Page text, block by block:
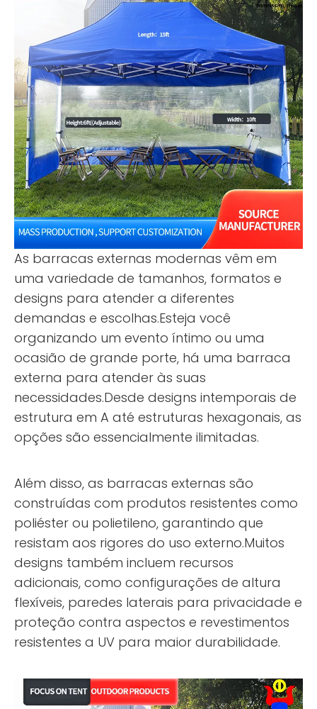
As barracas externas modernas vêm em
uma variedade de tamanhos, formatos e
designs para atender a diferentes
demandas e escolhas.Esteja você
organizando um evento íntimo ou uma
ocasião de grande porte, há uma barraca
externa para atender às suas
necessidades.Desde designs intemporais de
estrutura em A até estruturas hexagonais, as
opções são essencialmente ilimitadas.
Além disso, as barracas externas são
construídas com produtos resistentes como
poliéster ou polietileno, garantindo que
resistam aos rigores do uso externo.Muitos
designs também incluem recursos
adicionais, como configurações de altura
flexíveis, paredes laterais para privacidade e
proteção contra aspectos e revestimentos
resistentes a UV para maior durabilidade.